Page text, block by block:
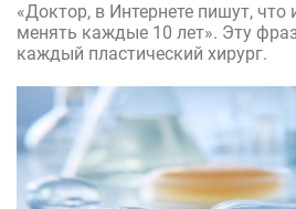
«Доктор, в Интернете пишут,
менять каждые 10 лет». Эту
каждый пластический хирург.